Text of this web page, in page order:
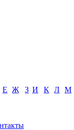
Е Ж З И К Л М